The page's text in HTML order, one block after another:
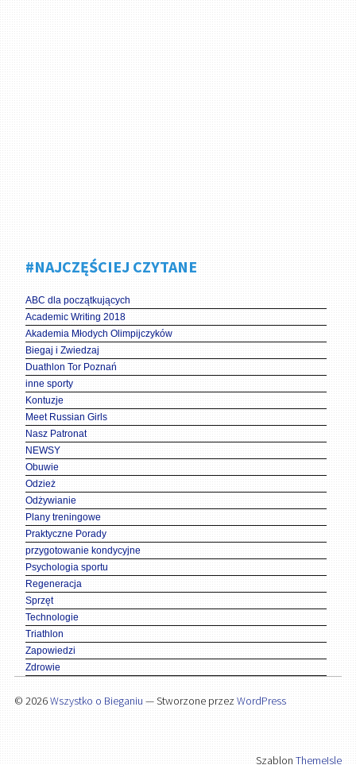
#NAJCZĘŚCIEJ CZYTANE
ABC dla początkujących
Academic Writing 2018
Akademia Młodych Olimpijczyków
Biegaj i Zwiedzaj
Duathlon Tor Poznań
inne sporty
Kontuzje
Meet Russian Girls
Nasz Patronat
NEWSY
Obuwie
Odzież
Odżywianie
Plany treningowe
Praktyczne Porady
przygotowanie kondycyjne
Psychologia sportu
Regeneracja
Sprzęt
Technologie
Triathlon
Zapowiedzi
Zdrowie
© 2026Wszystko o Bieganiu — Stworzone przez WordPress
SzablonThemeIsle